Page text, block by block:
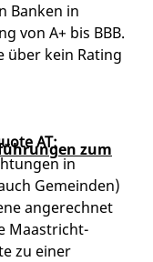
Banken in
von A+ bis BBB.
über kein Rating
zum
AT:
in
Gemeinden)
angerechnet
Maastricht-
zu einer